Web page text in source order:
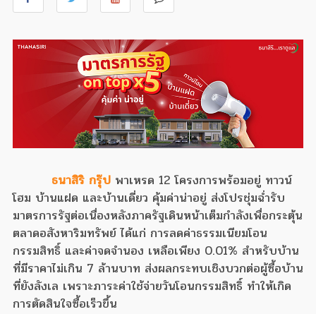
ธนาสิริ กรุ๊ป พาเหรด 12 โครงการพร้อมอยู่ ทาวน์
โฮม บ้านแฝด และบ้านเดี่ยว คุ้มค่าน่าอยู่ ส่งโปรชุ่มฉ่ำรับ
มาตรการรัฐต่อเนื่องหลังภาครัฐเดินหน้าเต็มกำลังเพื่อกระตุ้น
ตลาดอสังหาริมทรัพย์ ได้แก่ การลดค่าธรรมเนียมโอน
กรรมสิทธิ์ และค่าจดจำนอง เหลือเพียง 0.01% สำหรับบ้าน
ที่มีราคาไม่เกิน 7 ล้านบาท ส่งผลกระทบเชิงบวกต่อผู้ซื้อบ้าน
ที่ยังลังเล เพราะภาระค่าใช้จ่ายวันโอนกรรมสิทธิ์ ทำให้เกิด
การตัดสินใจซื้อเร็วขึ้น